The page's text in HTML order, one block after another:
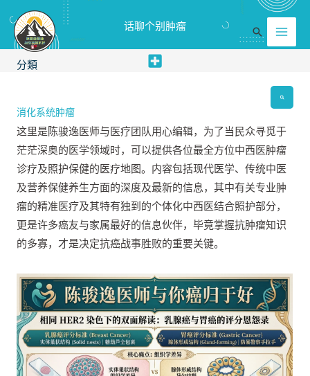
内
搜
索
话聊个别肿瘤
分類
消化系统肿瘤
这里是陈骏逸医师与医疗团队用心编辑，为了当民众寻觅于
茫茫深奥的医学领域时，可以提供各位最全方位中西医肿瘤
诊疗及照护保健的医疗地图。内容包括现代医学、传统中医
及营养保健养生方面的深度及最新的信息，其中有关专业肿
瘤的精准医疗及其特有独到的个体化中西医结合照护部分，
更是许多癌友与家属最好的信息伙伴，毕竟掌握抗肿瘤知识
的多寡，才是决定抗癌战事胜败的重要关键。